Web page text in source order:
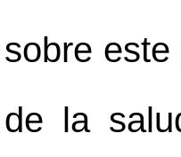
sobre
de la